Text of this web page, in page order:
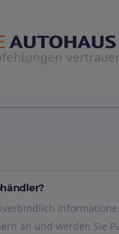
an und werden Sie